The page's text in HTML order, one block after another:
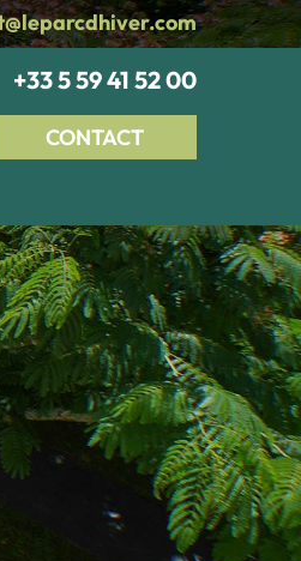
+33 5 59 41 52 00
CONTACT